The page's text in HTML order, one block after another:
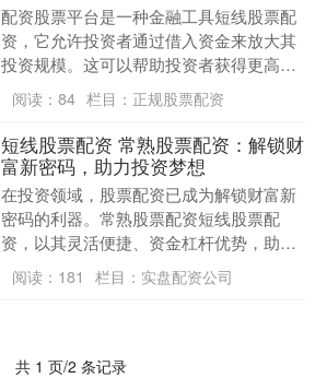
配资股票平台是一种金融工具短线股票配
资，它允许投资者通过借入资金来放大其
投资规模。这可以帮助投资者获得更高的
潜在回报，但同时也会增加风险。 股票配
资是一种金融服....
阅读： 84 栏目： 正规股票配资
短线股票配资 常熟股票配资：解锁财
富新密码，助力投资梦想
在投资领域，股票配资已成为解锁财富新
密码的利器。常熟股票配资短线股票配
资，以其灵活便捷、资金杠杆优势，助力
投资者实现投资梦想。 配资网拥有强大的
技术支持，实时监....
阅读： 181 栏目： 实盘配资公司
共 1 页/2 条记录